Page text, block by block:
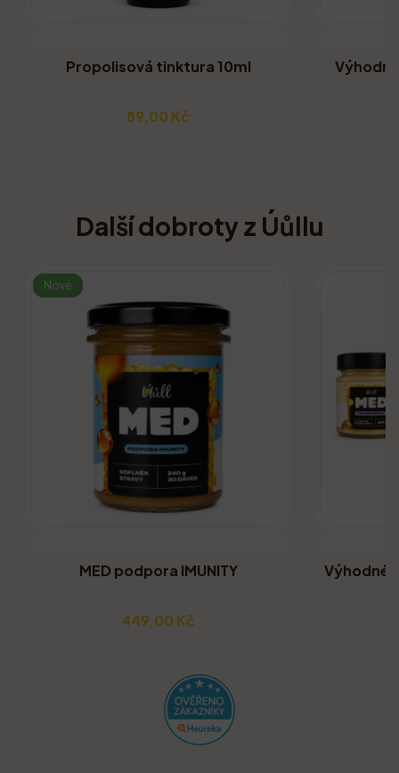
Propolisová tinktura 10ml
89,00 Kč
Další dobroty z Úůllu
Nové
MED podpora IMUNITY
449,00 Kč
Výhodné